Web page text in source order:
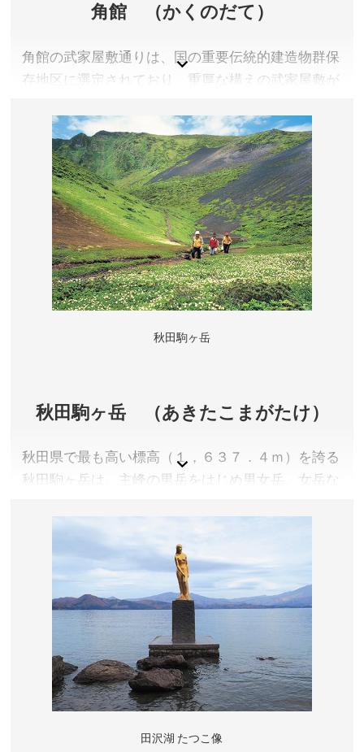
角館 （かくのだて）
角館の武家屋敷通りは、国の重要伝統的建造物群保
存地区に選定されており、重厚な構えの武家屋敷が
ですが、桜の花が咲く春は訪れる多くの人々を魅了
します。
秋田県仙北市
アクセス／JR角館駅より徒歩約20分
所在地／角館町表町上丁～東勝楽丁
お問い合わせ／0187-54-2700(仙北市観光情報センタ
ー「角館駅前蔵」)
秋田駒ヶ岳
秋田駒ヶ岳 （あきたこまがたけ）
秋田県で最も高い標高（１，６３７．４ｍ）を誇る
秋田駒ヶ岳は、主峰の男岳をはじめ男女岳、女岳な
な山並み、ルリ色に輝く田沢湖が一望できる抜群の
眺望と、北日本一といわれる高山植物が見られる山
として毎年多くの登山者で賑わいます。
秋田県仙北市
アクセス／JR田沢湖駅より羽後交通バス(駒ヶ岳線)で
「駒ヶ岳八合目」バス停下車、「阿弥陀池」まで徒歩約
60分(所要時間約120分)
所在地／秋田県仙北市田沢湖生保内駒ケ岳
お問い合わせ／0187-43-2111(仙北市田沢湖観光情報
センター「フォレイク」)田沢湖 たつこ像